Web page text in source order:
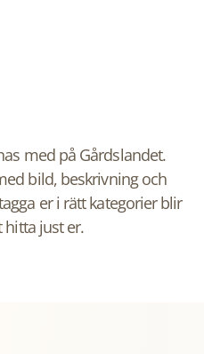
med på Gårdslandet.
bild, beskrivning och
er i rätt kategorier blir
hitta just er.